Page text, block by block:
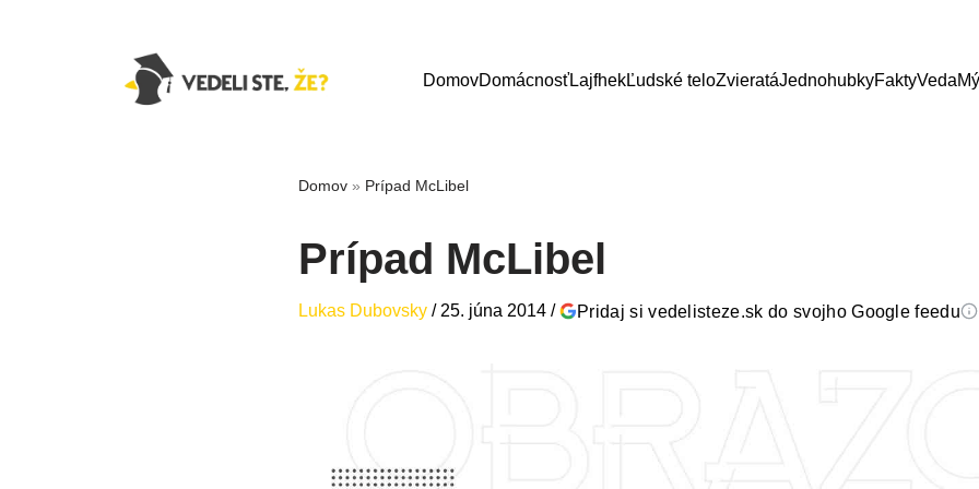
DomovDomácnosťLajfhekĽudské teloZvieratáJednohubkyFaktyVeda
Domov » Prípad McLibel
Prípad McLibel
Lukas Dubovsky / 25. júna 2014 / Pridaj si vedelisteze.sk do svojho Google feedu